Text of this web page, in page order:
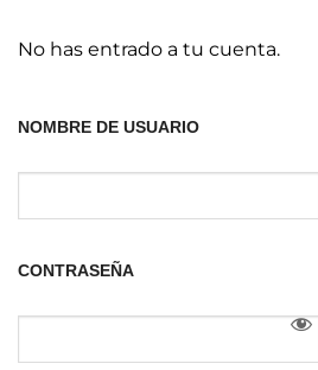
No has entrado a tu cuenta.
NOMBRE DE USUARIO
CONTRASEÑA